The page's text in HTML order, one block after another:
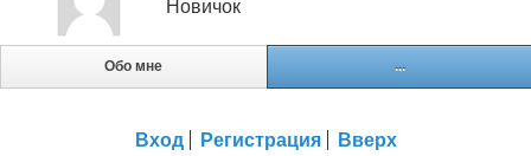
Новичок
Обо мне ...
Вход Регистрация Вверх